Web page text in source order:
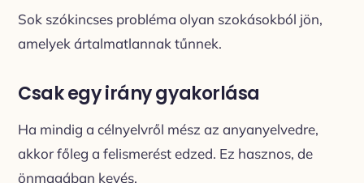
Sok szókincses probléma olyan szokásokból jön,
amelyek ártalmatlannak tűnnek.
Csak egy irány gyakorlása
Ha mindig a célnyelvről mész az anyanyelvedre,
akkor főleg a felismerést edzed. Ez hasznos, de
önmagában kevés.